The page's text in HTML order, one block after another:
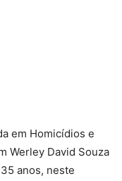
em Homicídios e
Werley David Souza
anos, neste